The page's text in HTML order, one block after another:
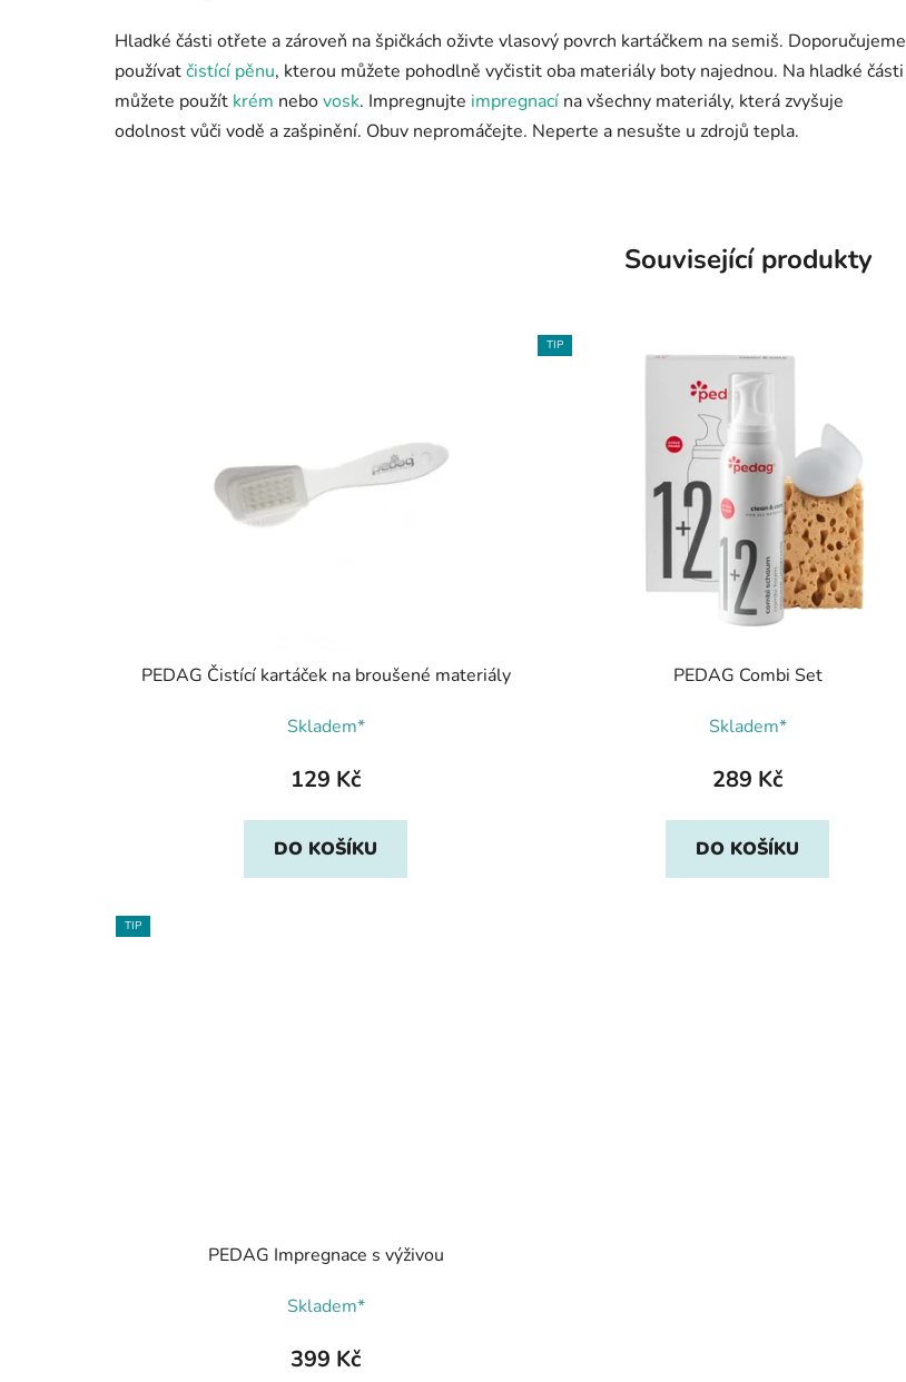
Hladké části otřete a zároveň na špičkách oživte vlasový povrch kartáčkem na semiš. Doporučujeme
používatčistící pěnu, kterou můžete pohodlně vyčistit oba materiály boty najednou. Na hladké části
můžete použít krém nebovosk. Impregnujte impregnací na všechny materiály, která zvyšuje
odolnost vůči vodě a zašpinění. Obuv nepromáčejte. Neperte a nesušte u zdrojů tepla.
Související produkty
PEDAG Čistící kartáček na broušené materiály
Skladem*
129 Kč
DO KOŠÍKU
TIP
PEDAG Combi Set
Skladem*
289 Kč
DO KOŠÍKU
TIP
PEDAG Impregnace s výživou
Skladem*
399 Kč